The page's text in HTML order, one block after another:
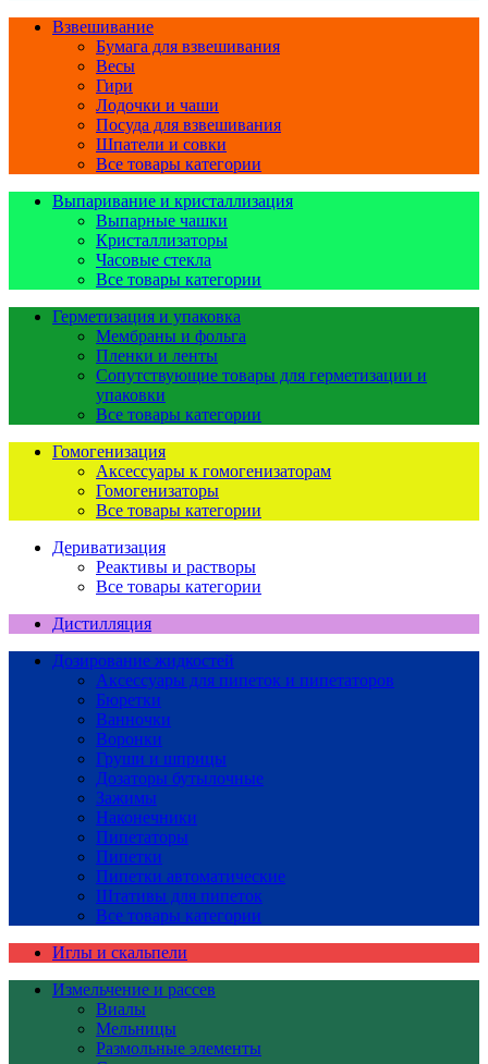
Взвешивание
Бумага для взвешивания
Весы
Гири
Лодочки и чаши
Посуда для взвешивания
Шпатели и совки
Все товары категории
Выпаривание и кристаллизация
Выпарные чашки
Кристаллизаторы
Часовые стекла
Все товары категории
Герметизация и упаковка
Мембраны и фольга
Пленки и ленты
Сопутствующие товары для герметизации и
упаковки
Все товары категории
Гомогенизация
Аксессуары к гомогенизаторам
Гомогенизаторы
Все товары категории
Дериватизация
Реактивы и растворы
Все товары категории
Дистилляция
Дозирование жидкостей
Аксессуары для пипеток и пипетаторов
Бюретки
Ванночки
Воронки
Груши и шприцы
Дозаторы бутылочные
Зажимы
Наконечники
Пипетаторы
Пипетки
Пипетки автоматические
Штативы для пипеток
Все товары категории
Иглы и скальпели
Измельчение и рассев
Виалы
Мельницы
Размольные элементы